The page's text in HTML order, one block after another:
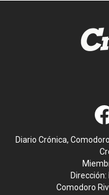
Diario Crónica,
Comodoro